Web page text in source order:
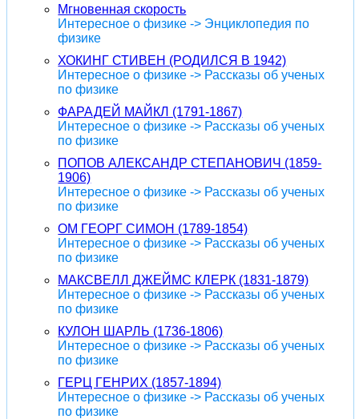
Мгновенная скорость
Интересное о физике -> Энциклопедия по
физике
ХОКИНГ СТИВЕН (РОДИЛСЯ В 1942)
Интересное о физике -> Рассказы об ученых
по физике
ФАРАДЕЙ МАЙКЛ (1791-1867)
Интересное о физике -> Рассказы об ученых
по физике
ПОПОВ АЛЕКСАНДР СТЕПАНОВИЧ (1859-
1906)
Интересное о физике -> Рассказы об ученых
по физике
ОМ ГЕОРГ СИМОН (1789-1854)
Интересное о физике -> Рассказы об ученых
по физике
МАКСВЕЛЛ ДЖЕЙМС КЛЕРК (1831-1879)
Интересное о физике -> Рассказы об ученых
по физике
КУЛОН ШАРЛЬ (1736-1806)
Интересное о физике -> Рассказы об ученых
по физике
ГЕРЦ ГЕНРИХ (1857-1894)
Интересное о физике -> Рассказы об ученых
по физике